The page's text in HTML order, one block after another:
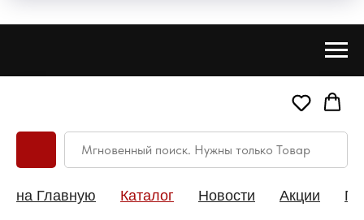
на Главную Каталог Новости Акции